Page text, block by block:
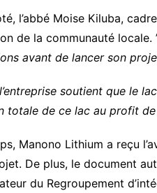
l’abbé Moise Kiluba,
de la communauté locale.
avant de lancer son
soutient que le
totale de ce lac au profit de
Manono Lithium a reçu
De plus, le document
du Regroupement